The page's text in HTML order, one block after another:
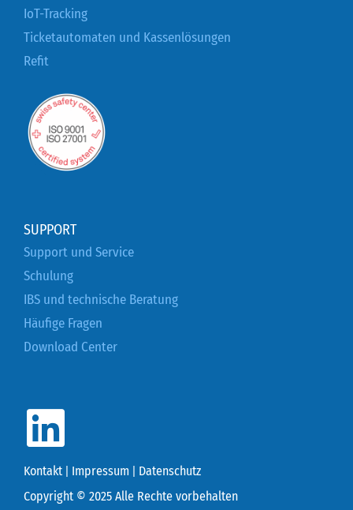
IoT-Tracking
Ticketautomaten und Kassenlösungen
Refit
SUPPORT
Support und Service
Schulung
IBS und technische Beratung
Häufige Fragen
Download Center
Copyright © 2025 Alle Rechte vorbehalten
Kontakt | Impressum | Datenschutz